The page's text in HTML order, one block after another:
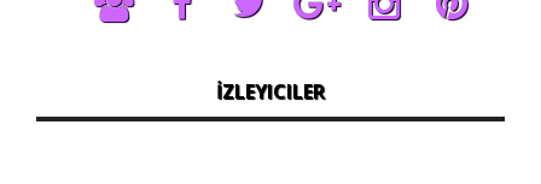
İZLEYICILER